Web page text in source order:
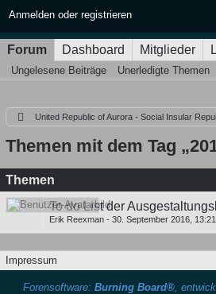
Anmelden oder registrieren
Forum Dashboard Mitglieder
Ungelesene Beiträge Unerledigte Themen
United Republic of Aurora - Social Insular
Themen mit dem Tag
Themen
To do List der
Erik Reexman - 30. September 2016, 13:21
Impressum
Forensoftware: Burning Board®,